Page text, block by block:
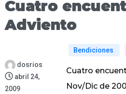
Cuatro
Adviento
dosrios
abril 24,
2009
Bendiciones
Cuatro
Nov/Dic de